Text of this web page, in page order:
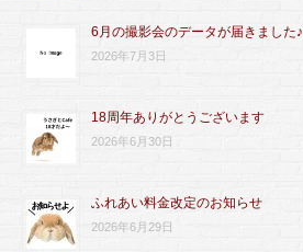
6月の撮影会のデータが届きました♪
2026年7月3日
18周年ありがとうございます
2026年6月30日
ふれあい料金改定のお知らせ
2026年6月29日